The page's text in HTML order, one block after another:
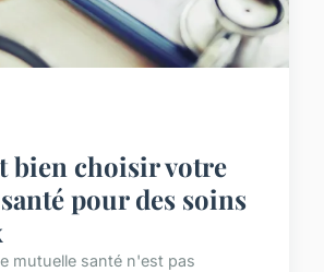
bien choisir votre
pour des soins
mutuelle santé n'est pas